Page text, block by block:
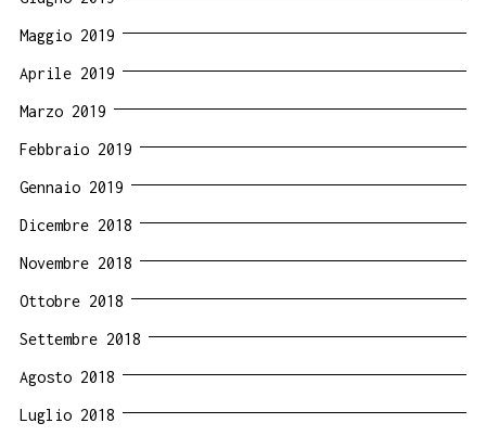
Maggio 2019
Aprile 2019
Marzo 2019
Febbraio 2019
Gennaio 2019
Dicembre 2018
Novembre 2018
Ottobre 2018
Settembre 2018
Agosto 2018
Luglio 2018